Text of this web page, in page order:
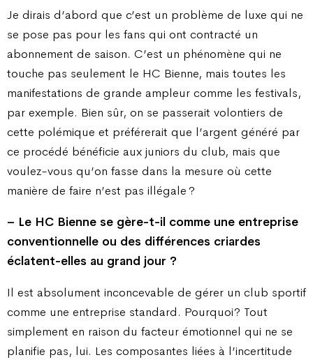
Je dirais d’abord que c’est un problème de luxe qui ne
se pose pas pour les fans qui ont contracté un
abonnement de saison. C’est un phénomène qui ne
touche pas seulement le HC Bienne, mais toutes les
manifestations de grande ampleur comme les festivals,
par exemple. Bien sûr, on se passerait volontiers de
cette polémique et préférerait que l’argent généré par
ce procédé bénéficie aux juniors du club, mais que
voulez-vous qu’on fasse dans la mesure où cette
manière de faire n’est pas illégale ?
– Le HC Bienne se gère-t-il comme une entreprise
conventionnelle ou des différences criardes
éclatent-elles au grand jour ?
Il est absolument inconcevable de gérer un club sportif
comme une entreprise standard. Pourquoi ? Tout
simplement en raison du facteur émotionnel qui ne se
planifie pas, lui. Les composantes liées à l’incertitude